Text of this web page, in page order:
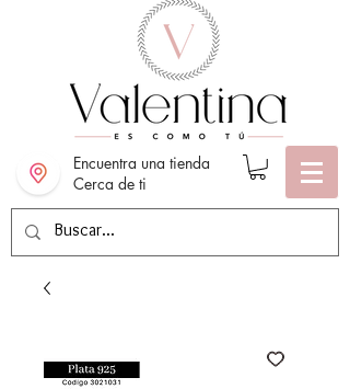
Encuentra una tienda
Cerca de ti